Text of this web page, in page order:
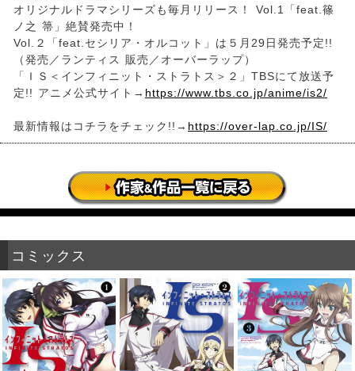
オリジナルドラマシリーズも毎月リリース！ Vol.1「feat.篠
ノ之 箒」絶賛発売中！
Vol.２「feat.セシリア・オルコット」は５月29日発売予定!!
（発売／ランティス 販売／オーバーラップ）
「ＩＳ＜インフィニット・ストラトス＞２」TBSにて放送予
定!! アニメ公式サイト→ https://www.tbs.co.jp/anime/is2/
最新情報はコチラをチェック!!→ https://over-lap.co.jp/IS/
コミックス